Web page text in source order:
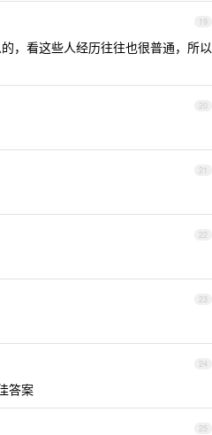
19
，看这些人经历往往也很普通，所以
20
21
22
23
24
答案
25